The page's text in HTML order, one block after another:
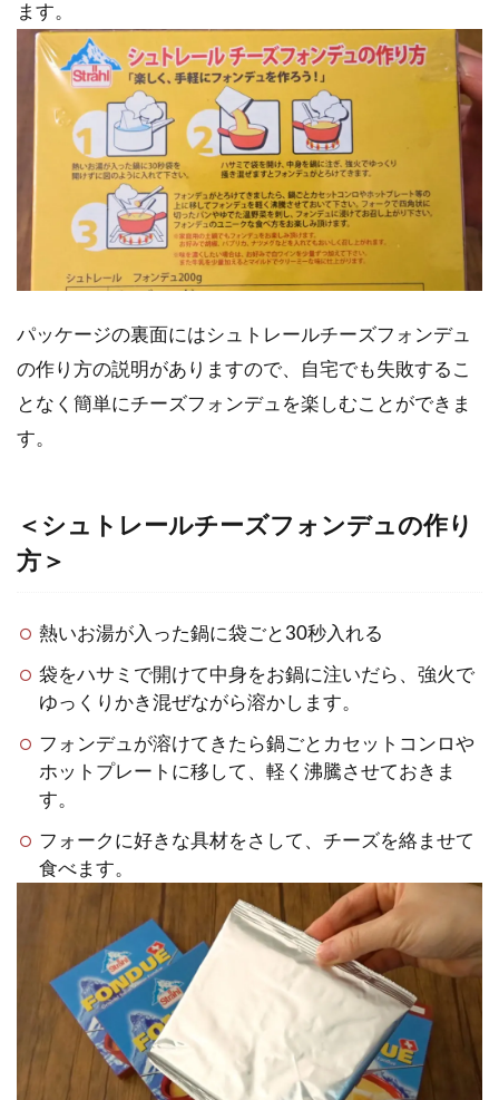
ます。
パッケージの裏面にはシュトレールチーズフォンデュ
の作り方の説明がありますので、自宅でも失敗するこ
となく簡単にチーズフォンデュを楽しむことができま
す。
＜シュトレールチーズフォンデュの作り
方＞
熱いお湯が入った鍋に袋ごと30秒入れる
袋をハサミで開けて中身をお鍋に注いだら、強火で
ゆっくりかき混ぜながら溶かします。
フォンデュが溶けてきたら鍋ごとカセットコンロや
ホットプレートに移して、軽く沸騰させておきま
す。
フォークに好きな具材をさして、チーズを絡ませて
食べます。